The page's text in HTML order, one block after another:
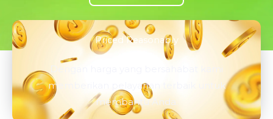
Priced Reasonably
Dengan harga yang bersahabat kami
memberikan pelayanan terbaik untuk
membantu Anda.